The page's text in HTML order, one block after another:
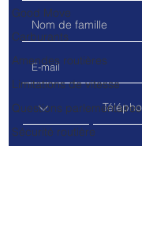
Good Move
Carburants
Amendes routières
Limitations de vitesse
Questions parlementaires
Sécurité routière